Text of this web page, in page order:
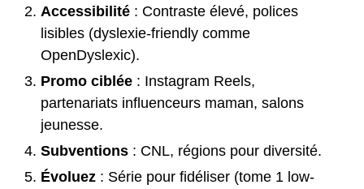
Accessibilité : Contraste élevé, polices
lisibles (dyslexie-friendly comme
OpenDyslexic).
Promo ciblée : Instagram Reels,
partenariats influenceurs maman, salons
jeunesse.
Subventions : CNL, régions pour diversité.
Évoluez : Série pour fidéliser (tome 1 low-